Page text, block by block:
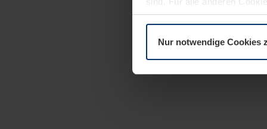
Erläuterung auf der Seite
Nur notwendige Cookies